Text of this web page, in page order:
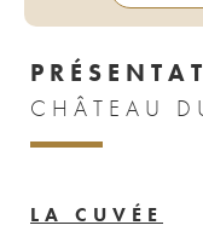
LA CUVÉE